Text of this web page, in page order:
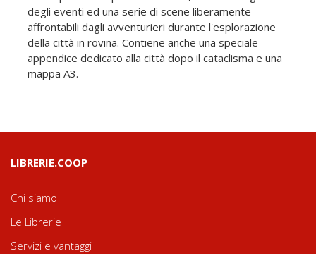
degli eventi ed una serie di scene liberamente
affrontabili dagli avventurieri durante l'esplorazione
della città in rovina. Contiene anche una speciale
appendice dedicato alla città dopo il cataclisma e una
mappa A3.
LIBRERIE.COOP
Chi siamo
Le Librerie
Servizi e vantaggi